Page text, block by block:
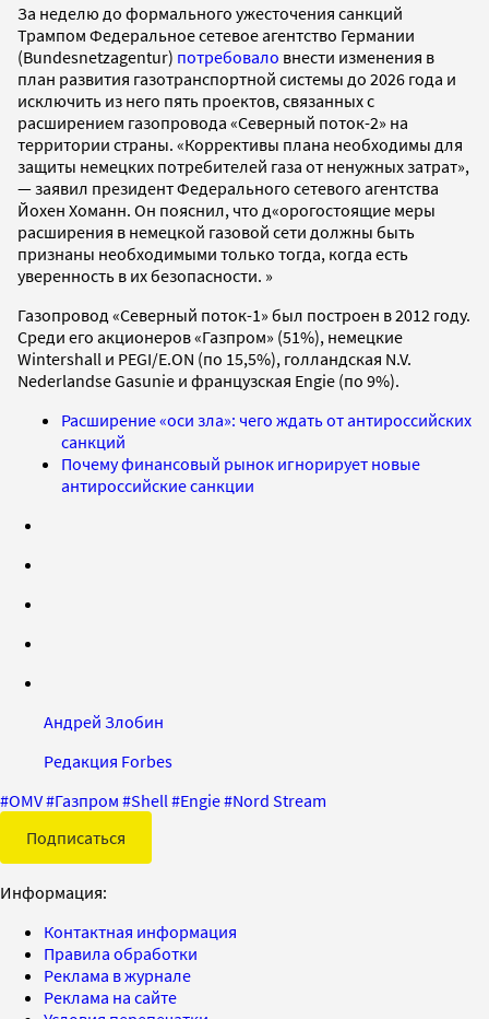
За неделю до формального ужесточения санкций
Трампом Федеральное сетевое агентство Германии
(Bundes­netz­agentur) потребовало внести изменения в
план развития газотранспортной системы до 2026 года и
исключить из него пять проектов, связанных с
расширением газопровода «Северный поток-2» на
территории страны. «Коррективы плана необходимы для
защиты немецких потребителей газа от ненужных затрат»,
— заявил президент Федерального сетевого агентства
Йохен Хоманн. Он пояснил, что д орогостоящие меры
расширения в немецкой газовой сети должны быть
признаны необходимыми только тогда, когда есть
уверенность в их безопасности.
Газопровод «Северный поток-1» был построен в 2012 году.
Среди его акционеров «Газпром» (51%), немецкие
Wintershall и PEGI/E.ON (по 15,5%), голландская N.V.
Nederlandse Gasunie и французская Engie (по 9%).
Расширение «оси зла»: чего ждать от антироссийских
санкций
Почему финансовый рынок игнорирует новые
антироссийские санкции
Андрей Злобин
Редакция Forbes
#OMV#Газпром #Shell #Engie#Nord Stream
Подписаться
Информация:
Контактная информация
Правила обработки
Реклама в журнале
Реклама на сайте